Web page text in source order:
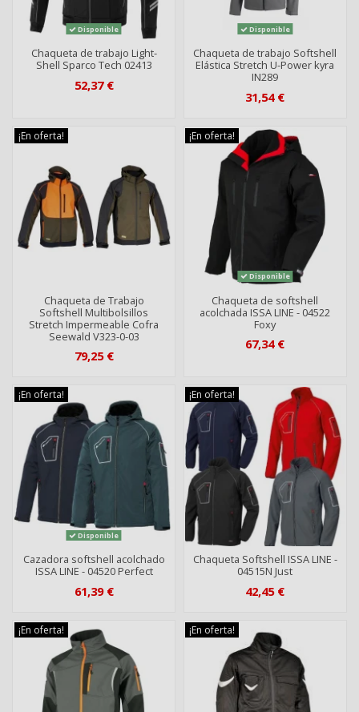
Disponible
Chaqueta de trabajo Light-
Shell Sparco Tech 02413
52,37 €
Disponible
Chaqueta de trabajo Softshell
Elástica Stretch U-Power kyra
IN289
31,54 €
¡En oferta!
Chaqueta de Trabajo
Softshell Multibolsillos
Stretch Impermeable Cofra
Seewald V323-0-03
79,25 €
¡En oferta!
Disponible
Chaqueta de softshell
acolchada ISSA LINE - 04522
Foxy
67,34 €
¡En oferta!
Disponible
Cazadora softshell acolchado
ISSA LINE - 04520 Perfect
61,39 €
¡En oferta!
Chaqueta Softshell ISSA LINE -
04515N Just
42,45 €
¡En oferta! ¡En oferta!